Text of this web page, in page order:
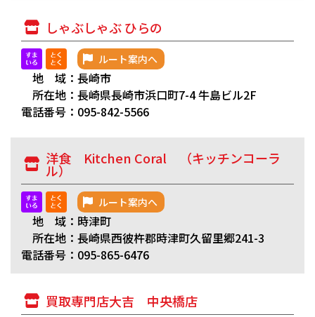
しゃぶしゃぶ ひらの
ルート案内へ
地 域：長崎市
所在地：長崎県長崎市浜口町7-4 牛島ビル2F
電話番号：095-842-5566
洋食 Kitchen Coral （キッチンコーラ
ル）
ルート案内へ
地 域：時津町
所在地：長崎県西彼杵郡時津町久留里郷241-3
電話番号：095-865-6476
買取専門店大吉 中央橋店